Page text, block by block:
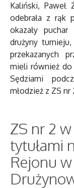
Kaliński, Paweł
odebrała z rąk
okazały
drużyny
przekazanych
mieli również do
Sędziami
młodzież z ZS
ZS nr 2
tytułami
Rejonu